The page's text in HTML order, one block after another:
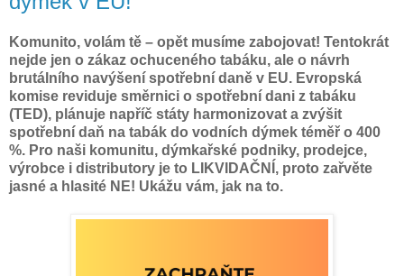
Komunito, volám tě – opět musíme zabojovat! Tentokrát
nejde jen o zákaz ochuceného tabáku, ale o návrh
brutálního navýšení spotřební daně v EU. Evropská
komise reviduje směrnici o spotřební dani z tabáku
(TED), plánuje napříč státy harmonizovat a zvýšit
spotřební daň na tabák do vodních dýmek téměř o 400
%. Pro naši komunitu, dýmkařské podniky, prodejce,
výrobce i distributory je to LIKVIDAČNÍ, proto zařvěte
jasné a hlasité NE! Ukážu vám, jak na to.